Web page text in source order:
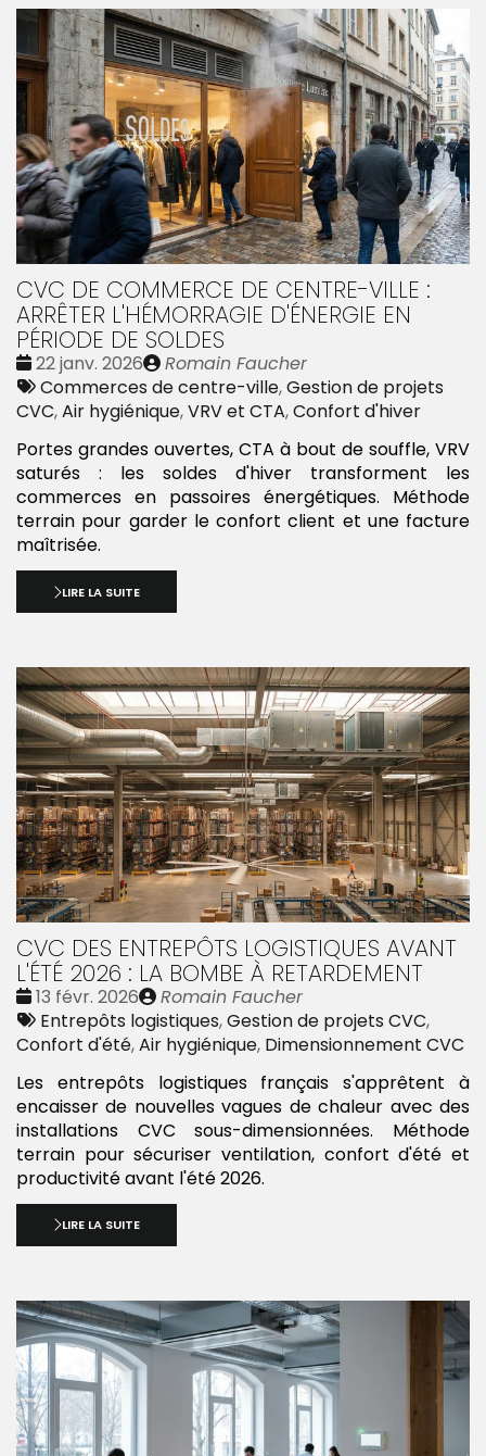
CVC DE COMMERCE DE CENTRE-VILLE :
ARRÊTER L'HÉMORRAGIE D'ÉNERGIE EN
PÉRIODE DE SOLDES
Date
:
22 janv. 2026
Publié
par
Romain Faucher
Tags
:
Commerces de centre-ville,Gestion de projets
CVC,Air hygiénique,VRV et CTA,Confort d'hiver
Portes grandes ouvertes, CTA à bout de souffle, VRV
saturés : les soldes d'hiver transforment les
commerces en passoires énergétiques. Méthode
terrain pour garder le confort client et une facture
maîtrisée.
LIRE LA SUITE
CVC DES ENTREPÔTS LOGISTIQUES AVANT
L'ÉTÉ 2026 : LA BOMBE À RETARDEMENT
Date
:
13 févr. 2026
Publié
par
Romain Faucher
Tags
:
Entrepôts logistiques,Gestion de projets CVC,
Confort d'été,Air hygiénique, Dimensionnement CVC
Les entrepôts logistiques français s'apprêtent à
encaisser de nouvelles vagues de chaleur avec des
installations CVC sous-dimensionnées. Méthode
terrain pour sécuriser ventilation, confort d'été et
productivité avant l'été 2026.
LIRE LA SUITE